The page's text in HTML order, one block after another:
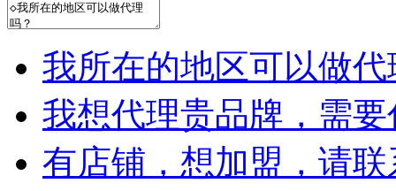
我所在的地区可以做
我想代理贵品牌，需
有店铺，想加盟，请